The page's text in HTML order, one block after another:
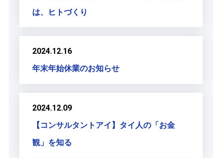
は、ヒトづくり
2024.12.16
年末年始休業のお知らせ
2024.12.09
【コンサルタントアイ】タイ人の「お金
観」を知る